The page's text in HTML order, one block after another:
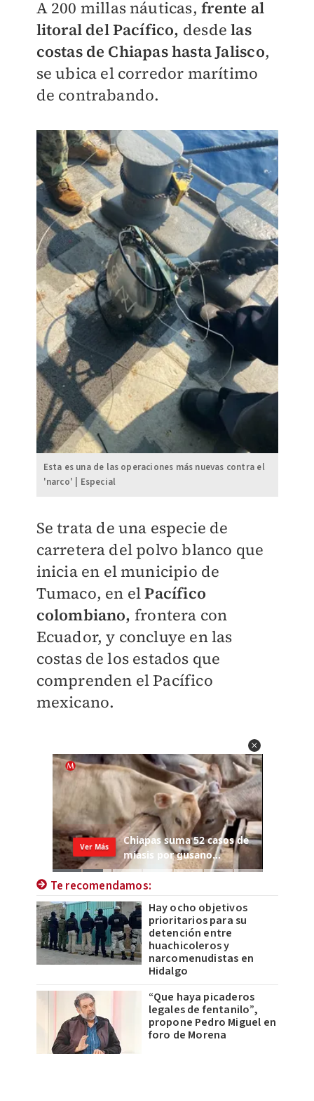
A 200 millas náuticas,frente al
litoral del Pacífico, desdelas
costas de Chiapas hasta Jalisco,
se ubica el corredor marítimo
de contrabando.
Esta es una de las operaciones más nuevas contra el
'narco' | Especial
Se trata de una especie de
carretera del polvo blanco que
inicia en el municipio de
Tumaco, en elPacífico
colombiano, frontera con
Ecuador, y concluye en las
costas de los estados que
comprenden el Pacífico
mexicano.
Te recomendamos:
Hay ocho objetivos
prioritarios para su
detención entre
huachicoleros y
narcomenudistas en
Hidalgo
“Que haya picaderos
legales de fentanilo”,
propone Pedro Miguel en
foro de Morena